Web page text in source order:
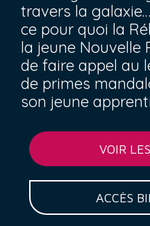
travers la
ce pour quoi la
la jeune Nouvelle
de faire appel au
de primes
son jeune
VOIR
ACCÈS